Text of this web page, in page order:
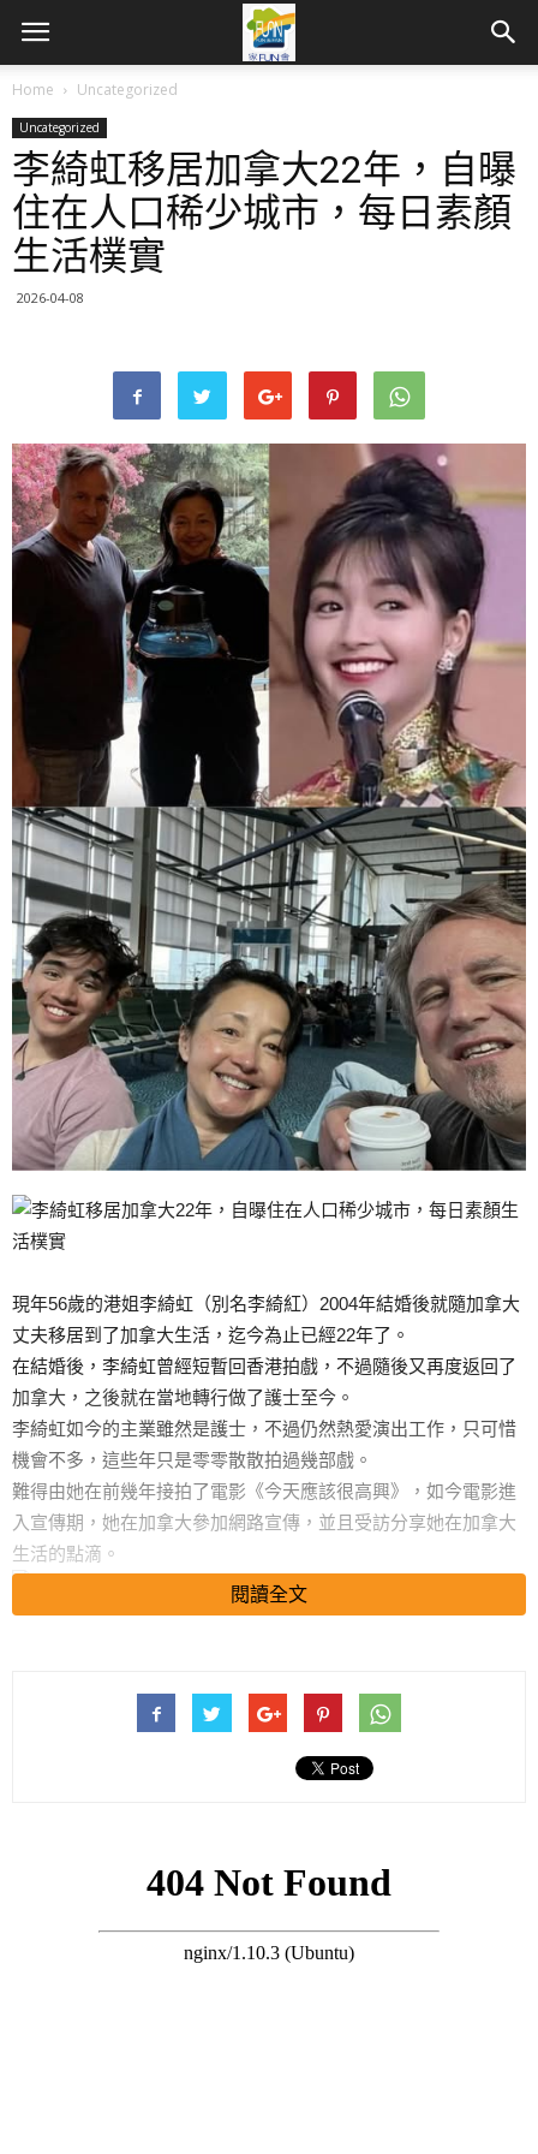
Home Uncategorized
Uncategorized
李綺虹移居加拿大22年，自曝
住在人口稀少城市，每日素顏
生活樸實
2026-04-08
現年56歲的港姐李綺虹（別名李綺紅）2004年結婚後就隨加拿大
丈夫移居到了加拿大生活，迄今為止已經22年了。
在結婚後，李綺虹曾經短暫回香港拍戲，不過隨後又再度返回了
加拿大，之後就在當地轉行做了護士至今。
李綺虹如今的主業雖然是護士，不過仍然熱愛演出工作，只可惜
機會不多，這些年只是零零散散拍過幾部戲。
難得由她在前幾年接拍了電影《今天應該很高興》，如今電影進
入宣傳期，她在加拿大參加網路宣傳，並且受訪分享她在加拿大
生活的點滴。
過是眾多人中的那一個。
不過李綺虹與其他移民加拿大生活的藝人略有區別，她自曝如今
搜尋 Travel
李綺虹稱移居到這個地方，起初就是因為她與丈夫都熱愛滑雪，
閱讀全文